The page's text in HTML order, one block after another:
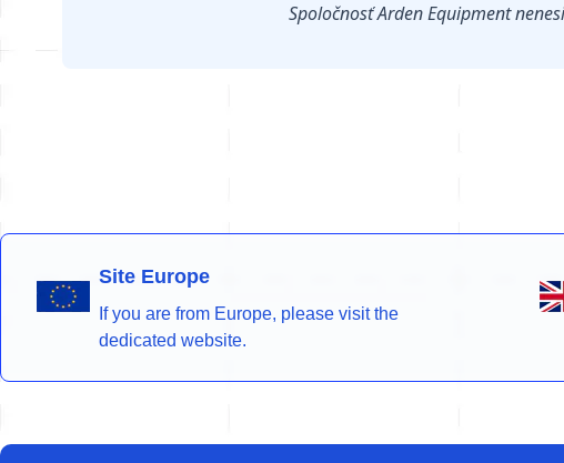
Spoločnosť Arden Equipment
Site Europe
If you are from Europe, please visit the
dedicated website.